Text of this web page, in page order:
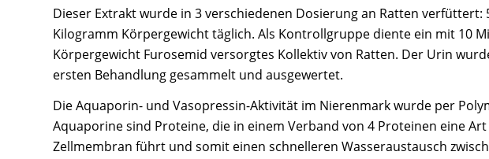
Dieser Extrakt wurde in 3 verschiedenen Dosierung an Ratten verfüttert:
Kilogramm Körpergewicht täglich. Als Kontrollgruppe diente ein mit 10
Körpergewicht Furosemid versorgtes Kollektiv von Ratten. Der Urin
ersten Behandlung gesammelt und ausgewertet.
Die Aquaporin- und Vasopressin-Aktivität im Nierenmark wurde per
Aquaporine sind Proteine, die in einem Verband von 4 Proteinen eine
Zellmembran führt und somit einen schnelleren Wasseraustausch